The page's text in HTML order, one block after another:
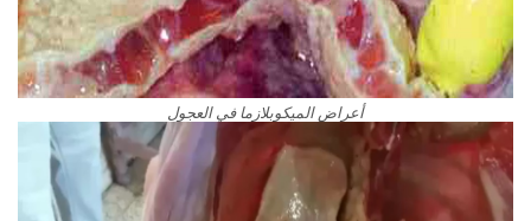
أعراض الميكوبلازما في العجول